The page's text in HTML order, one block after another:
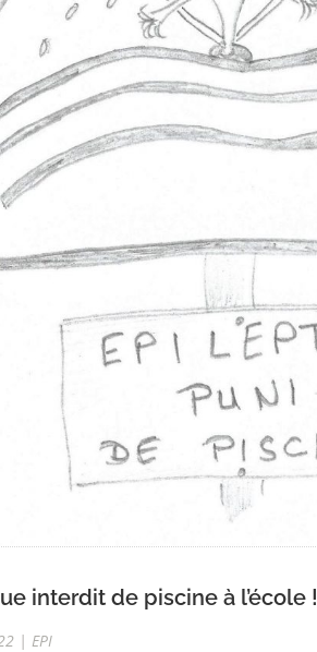
interdit de piscine à l’école !
| EPI